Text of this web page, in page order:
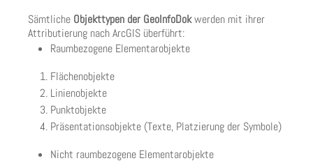
Sämtliche Objekttypen der GeoInfoDokwerden mit ihrer
Attributierung nach ArcGIS überführt:
Raumbezogene Elementarobjekte
Flächenobjekte
Linienobjekte
Punktobjekte
Präsentationsobjekte (Texte, Platzierung der Symbole)
Nicht raumbezogene Elementarobjekte